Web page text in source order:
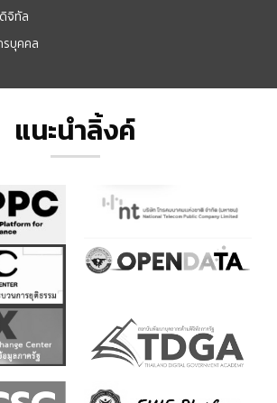
จิทัล
บุคคล
แนะนำลิ้งค์